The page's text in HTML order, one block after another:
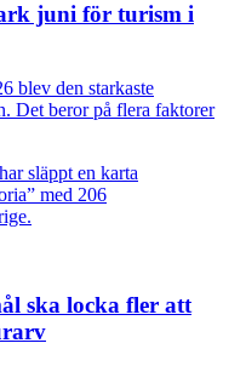
juni för turism i
blev den starkaste
Det beror på flera faktorer
ska locka fler att